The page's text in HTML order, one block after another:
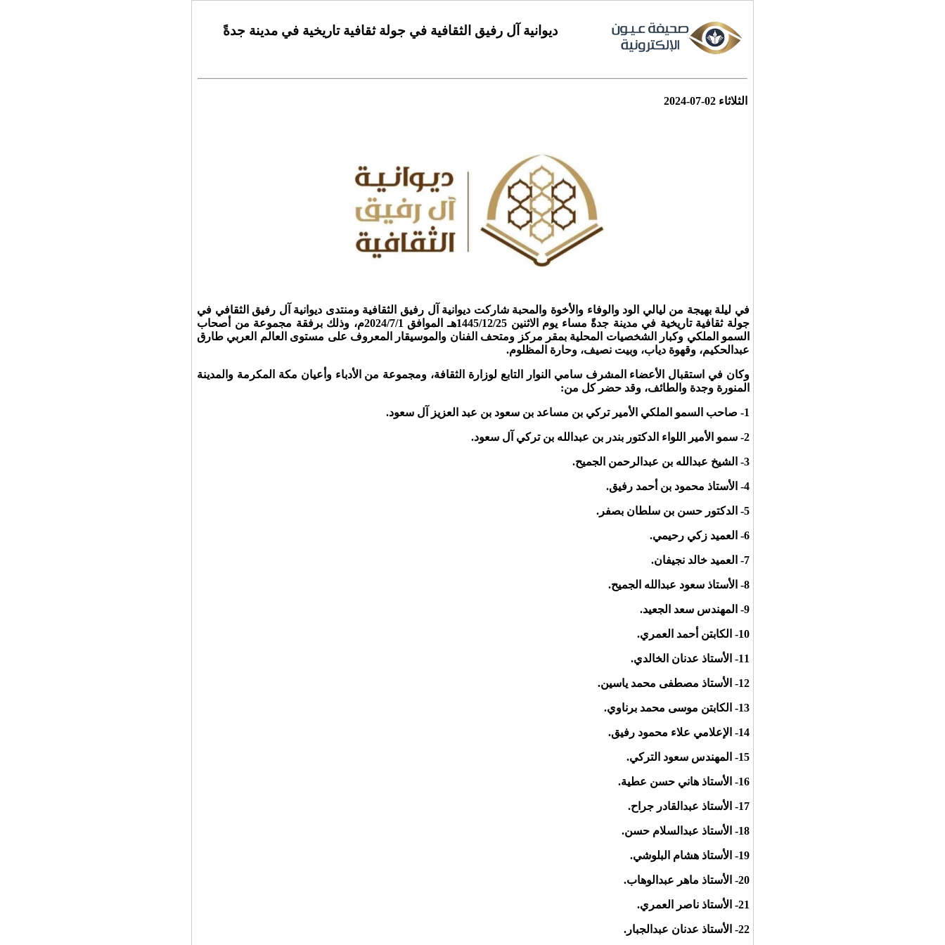
ديوانية آل رفيق الثقافية في جولة ثقافية تاريخية في مدينة جدةً
الثلاثاء 2024-07-02
في ليلة بهيجة من ليالي الود والوفاء والأخوة والمحبة شاركت ديوانية آل رفيق الثقافية ومنتدى ديوانية آل رفيق الثقافي في
جولة ثقافية تاريخية في مدينة جدةً
مساء يوم الاثنين 1445/12/25هـ الموافق 2024/7/1م، وذلك برفقة مجموعة من أصحاب
السمو الملكي وكبار الشخصيات المحلية بمقر مركز ومتحف الفنان والموسيقار المعروف على مستوى العالم العربي طارق
عبدالحكيم، وقهوة دياب، وبيت نصيف، وحارة المظلوم.
وكان في استقبال الأعضاء المشرف سامي النوار التابع لوزارة الثقافة، ومجموعة من الأدباء وأعيان مكة المكرمة والمدينة
المنورة وجدة والطائف، وقد حضر كل من:
1- صاحب السمو الملكي الأمير تركي بن مساعد بن سعود بن عبد العزيز آل سعود.
2- سمو الأمير اللواء الدكتور بندر بن عبدالله بن تركي آل سعود.
3- الشيخ عبدالله بن عبدالرحمن الجميح.
4- الأستاذ محمود بن أحمد رفيق.
5- الدكتور حسن بن سلطان بصفر.
6-‏ العميد زكي رحيمي.
7- العميد خالد نجيفان.
8- الأستاذ سعود عبدالله الجميح.
9- ‏المهندس سعد الجعيد.
10- ‏الكابتن أحمد العمري.
11- الأستاذ عدنان الخالدي.
12- الأستاذ مصطفى محمد ياسين.
13- الكابتن موسى محمد برناوي.
14- الإعلامي علاء محمود رفيق.
15- المهندس سعود التركي.
16- الأستاذ هاني حسن عطية.
17- الأستاذ عبدالقادر جراح.
18- الأستاذ عبدالسلام حسن.
19- الأستاذ هشام البلوشي.
20- الأستاذ ماهر عبدالوهاب.
21- الأستاذ ناصر العمري.
22- الأستاذ عدنان عبدالجبار.